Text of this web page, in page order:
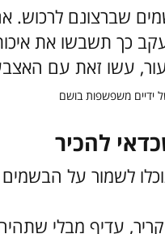
שברצונם
כך תשבשו את
עשו זאת עם
לשמור על הבשמים
עדיף מבלי